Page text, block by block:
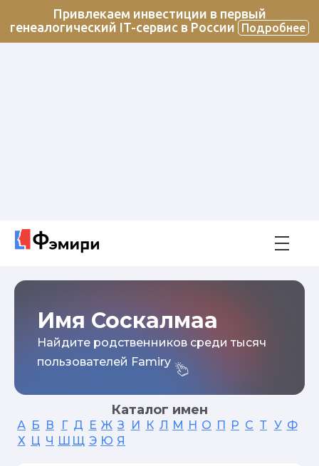
Привлекаем инвестиции в первый
генеалогический IT-сервис в России
Подробнее
Имя Соскалмаа
Найдите родственников среди тысяч
пользователей Famiry
Каталог имен
А Б В Г Д Е Ж З И К Л М Н О П Р С Т У Ф
Х Ц Ч Ш Щ Э Ю Я